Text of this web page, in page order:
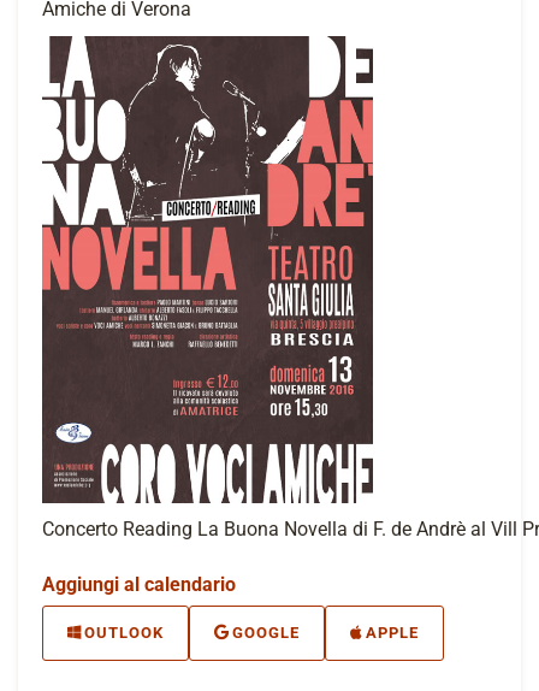
Amiche di Verona
Concerto Reading La Buona Novella di F. de Andrè al Vill
Aggiungi al calendario
OUTLOOK GOOGLE APPLE